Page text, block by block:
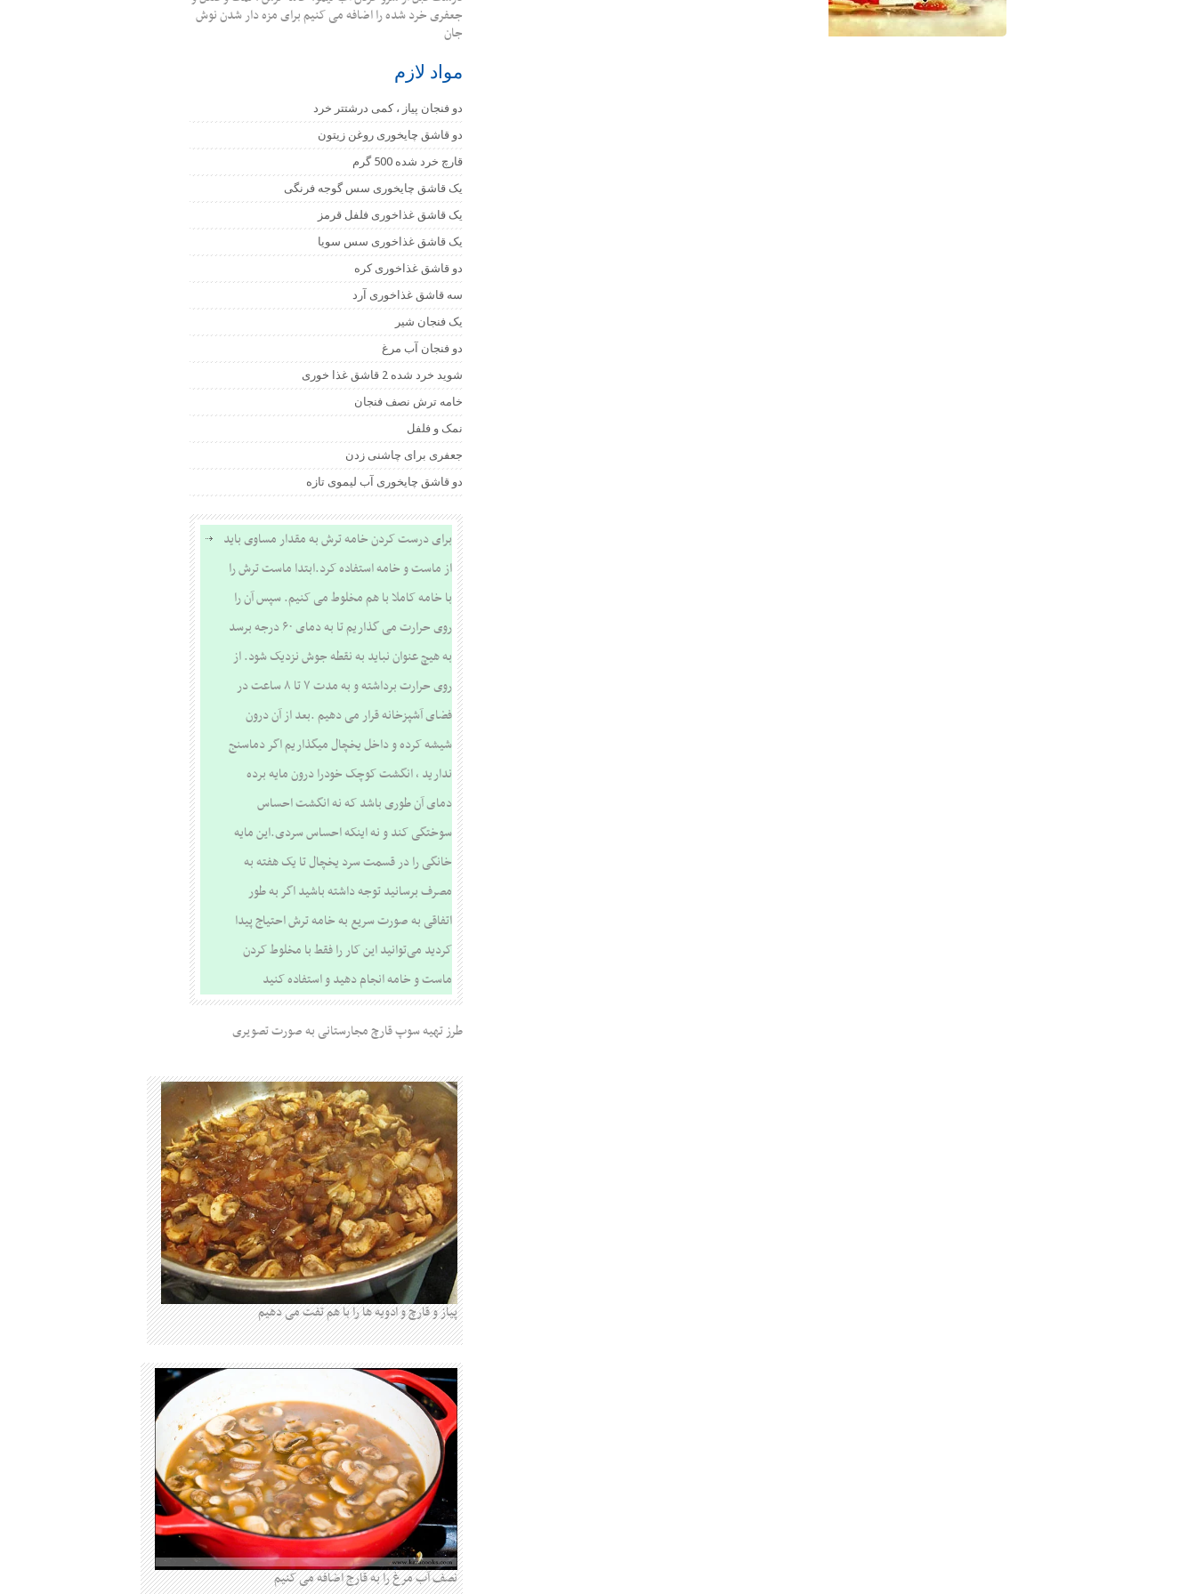
جعفری خرد شده را اضافه می کنیم برای مزه دار شدن نوش
جان
مواد لازم
دو فنجان پیاز ، کمی درشتتر خرد
دو قاشق چایخوری روغن زیتون
قارچ خرد شده 500 گرم
یک قاشق چایخوری سس گوجه فرنگی
یک قاشق غذاخوری فلفل قرمز
یک قاشق غذاخوری سس سویا
دو قاشق غذاخوری کره
سه قاشق غذاخوری آرد
یک فنجان شیر
دو فنجان آب مرغ
شوید خرد شده 2 قاشق غذا خوری
خامه ترش نصف فنجان
نمک و فلفل
جعفری برای چاشنی زدن
دو قاشق چایخوری آب لیموی تازه
برای درست کردن خامه ترش به مقدار مساوی باید
از ماست و خامه استفاده کرد.ابتدا ماست ترش را
با خامه کاملا با هم مخلوط می کنیم. سپس آن را
روی حرارت می گذاریم تا به دمای ۶۰ درجه برسد
به هیچ عنوان نباید به نقطه جوش نزدیک شود. از
روی حرارت برداشته و به مدت ۷ تا ۸ ساعت در
فضای آشپزخانه قرار می دهیم .بعد از آن درون
شیشه کرده و داخل یخچال میگذاریم اگر دماسنج
ندارید ، انگشت کوچک خودرا درون مایه برده
دمای آن طوری باشد که نه انگشت احساس
سوختگی کند و نه اینکه احساس سردی.این مایه
خانگی را در قسمت سرد یخچال تا یک هفته به
مصرف برسانید توجه داشته باشید اگر به طور
اتفاقی به صورت سریع به خامه ترش احتیاج پیدا
کردید می‌توانید این کار را فقط با مخلوط کردن
ماست و خامه انجام دهید و استفاده کنید
طرز تهیه سوپ قارچ مجارستانی به صورت تصویری
پیاز و قارچ و ادویه ها را با هم تفت می دهیم
نصف آب مرغ را به قارج اضافه می کنیم